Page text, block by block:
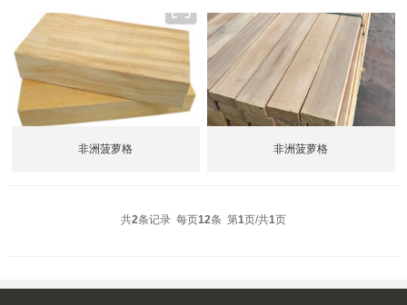
非洲菠萝格 非洲菠萝格
共2条记录 每页12条 第1页/共1页